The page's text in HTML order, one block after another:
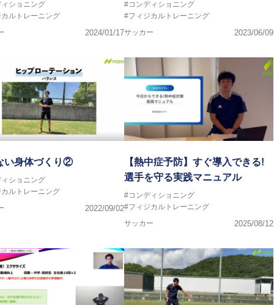
ショニング
ルトレーニング
2024/01/17
#コンディショニング
#フィジカルトレーニング
サッカー
2023/06/09
い身体づくり②
ショニング
ルトレーニング
2022/09/02
【熱中症予防】すぐ導入できる!
選手を守る実践マニュアル
#コンディショニング
#フィジカルトレーニング
サッカー
2025/08/12